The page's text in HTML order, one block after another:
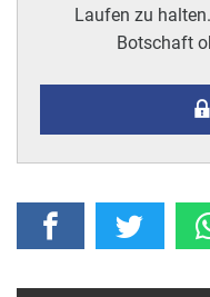
Laufen zu
Botschaft